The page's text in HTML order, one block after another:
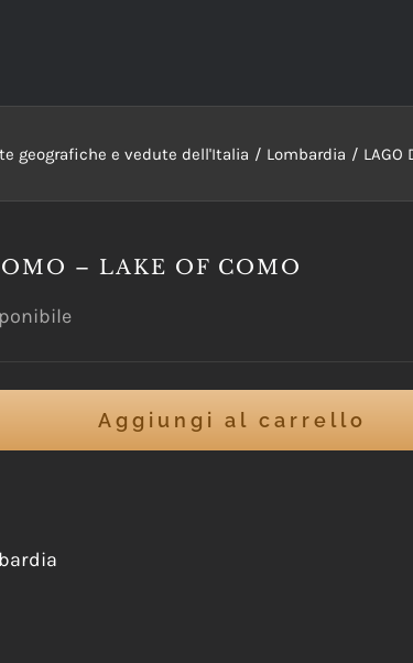
geografiche e vedute dell'Italia Lombardia LAGO
– LAKE OF COMO
Aggiungi al carrello